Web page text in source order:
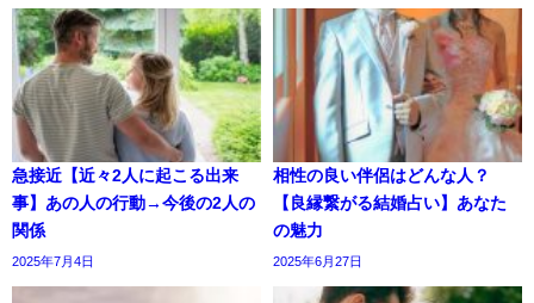
急接近【近々2人に起こる出来
事】あの人の行動→今後の2人の
関係
2025年7月4日
相性の良い伴侶はどんな人？
【良縁繋がる結婚占い】あなた
の魅力
2025年6月27日